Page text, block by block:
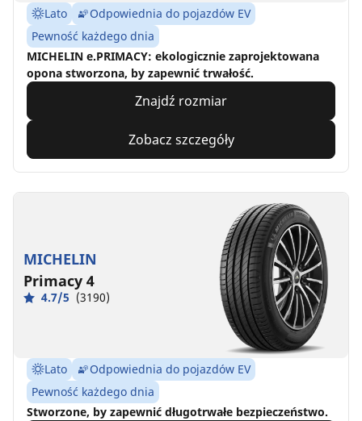
Lato
Odpowiednia do pojazdów EV
Pewność każdego dnia
MICHELIN e.PRIMACY: ekologicznie zaprojektowana
opona stworzona, by zapewnić trwałość.
Znajdź rozmiar
Zobacz szczegóły
MICHELIN
Primacy 4
4.7/5 (3190)
Lato
Odpowiednia do pojazdów EV
Pewność każdego dnia
Stworzone, by zapewnić długotrwałe bezpieczeństwo.